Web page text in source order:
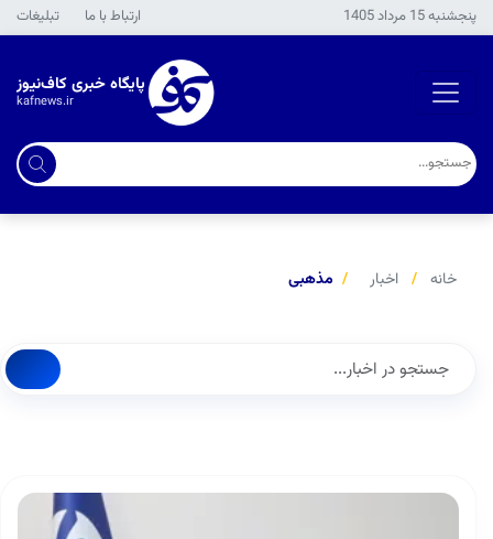
پنجشنبه 15 مرداد 1405 ارتباط با ما تبلیغات
پایگاه خبری کاف‌نیوز
kafnews.ir
خانه اخبار مذهبی